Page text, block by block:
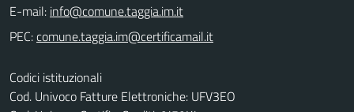
E-mail:
PEC:
Codici istituzionali
Cod. Univoco Fatture Elettroniche: UFV3EO